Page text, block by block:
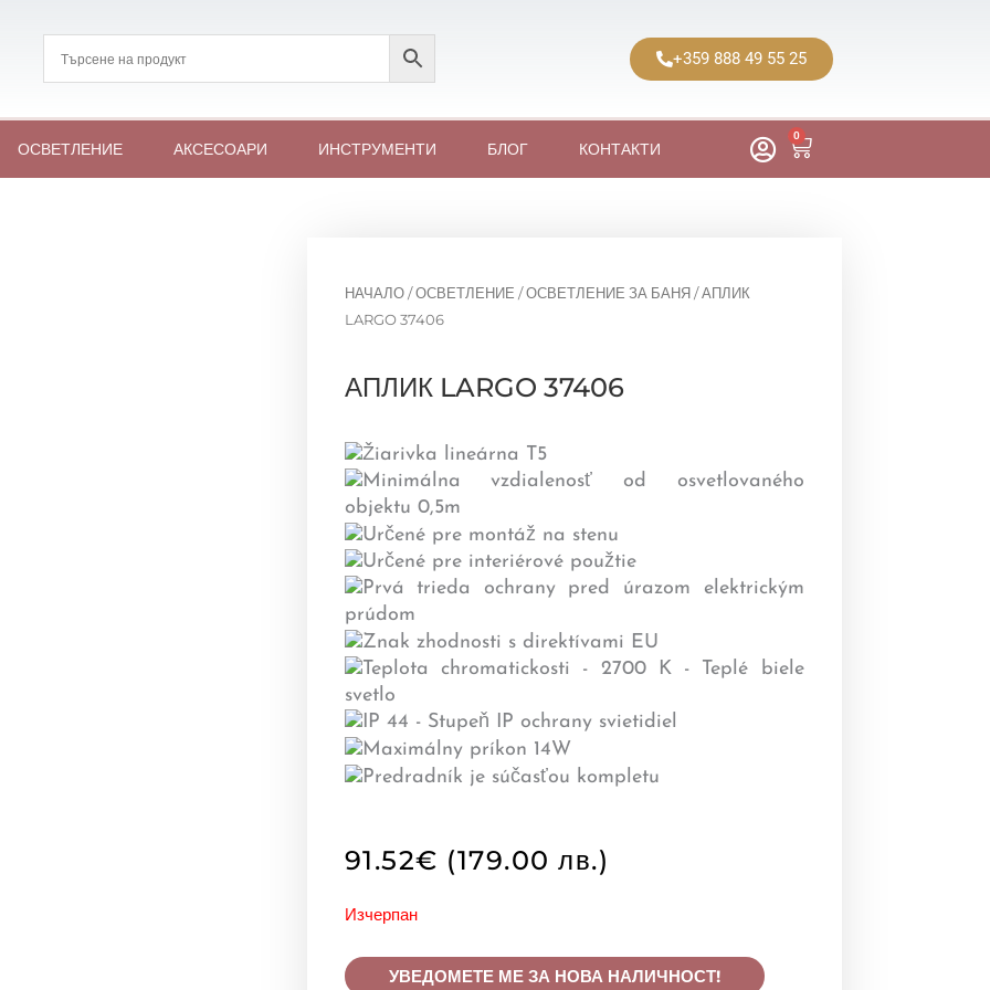
+359 888 49 55 25
ОСВЕТЛЕНИЕ АКСЕСОАРИ ИНСТРУМЕНТИ БЛОГ КОНТАКТИ
0
Cart
НАЧАЛО/ОСВЕТЛЕНИЕ /ОСВЕТЛЕНИЕ ЗА БАНЯ/ АПЛИК
LARGO 37406
АПЛИК LARGO 37406
91.52€ (179.00 лв.)
Изчерпан
УВЕДОМЕТЕ МЕ ЗА НОВА НАЛИЧНОСТ!